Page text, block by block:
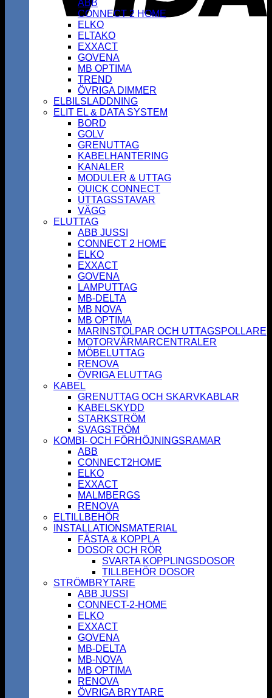
ABB
CONNECT 2 HOME
ELKO
ELTAKO
EXXACT
GOVENA
MB OPTIMA
TREND
ÖVRIGA DIMMER
ELBILSLADDNING
ELIT EL & DATA SYSTEM
BORD
GOLV
GRENUTTAG
KABELHANTERING
KANALER
MODULER & UTTAG
QUICK CONNECT
UTTAGSSTAVAR
VÄGG
ELUTTAG
ABB JUSSI
CONNECT 2 HOME
ELKO
EXXACT
GOVENA
LAMPUTTAG
MB-DELTA
MB NOVA
MB OPTIMA
MARINSTOLPAR OCH UTTAGSPOLLARE
MOTORVÄRMARCENTRALER
MÖBELUTTAG
RENOVA
ÖVRIGA ELUTTAG
KABEL
GRENUTTAG OCH SKARVKABLAR
KABELSKYDD
STARKSTRÖM
SVAGSTRÖM
KOMBI- OCH FÖRHÖJNINGSRAMAR
ABB
CONNECT2HOME
ELKO
EXXACT
MALMBERGS
RENOVA
ELTILLBEHÖR
INSTALLATIONSMATERIAL
FÄSTA & KOPPLA
DOSOR OCH RÖR
SVARTA KOPPLINGSDOSOR
TILLBEHÖR DOSOR
STRÖMBRYTARE
ABB JUSSI
CONNECT-2-HOME
ELKO
EXXACT
GOVENA
MB-DELTA
MB-NOVA
MB OPTIMA
RENOVA
ÖVRIGA BRYTARE